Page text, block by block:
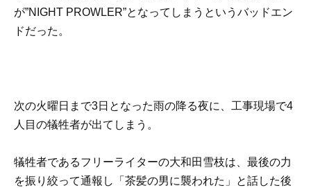
が”NIGHT PROWLER”となってしまうというバッドエン
ドだった。
次の火曜日まで3日となった雨の降る夜に、工事現場で4
人目の犠牲者が出てしまう。
犠牲者であるフリーライターの大和田雪枝は、最後の力
を振り絞って通報し「茶髪の男に襲われた」と話した後